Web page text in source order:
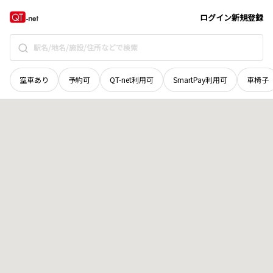
ログイン新規登録
空車あり 予約可 QT-net利用可 SmartPay利用可 車椅子
広島県